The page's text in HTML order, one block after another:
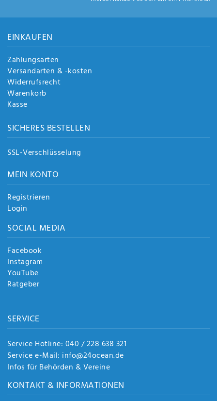
rag
sen
de
n
EINKAUFEN
Zahlungsarten
Versandarten & -kosten
Widerrufsrecht
Warenkorb
Kasse
SICHERES BESTELLEN
SSL-Verschlüsselung
MEIN KONTO
Registrieren
Login
SOCIAL MEDIA
Facebook
Instagram
YouTube
Ratgeber
SERVICE
Service Hotline: 040 / 228 638 321
Service e-Mail: info@24ocean.de
Infos für Behörden & Vereine
KONTAKT & INFORMATIONEN